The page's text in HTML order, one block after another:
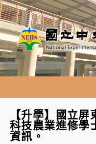
跳
轉
至
主
要
內
【升學】國立
科技農業進修學
資訊。